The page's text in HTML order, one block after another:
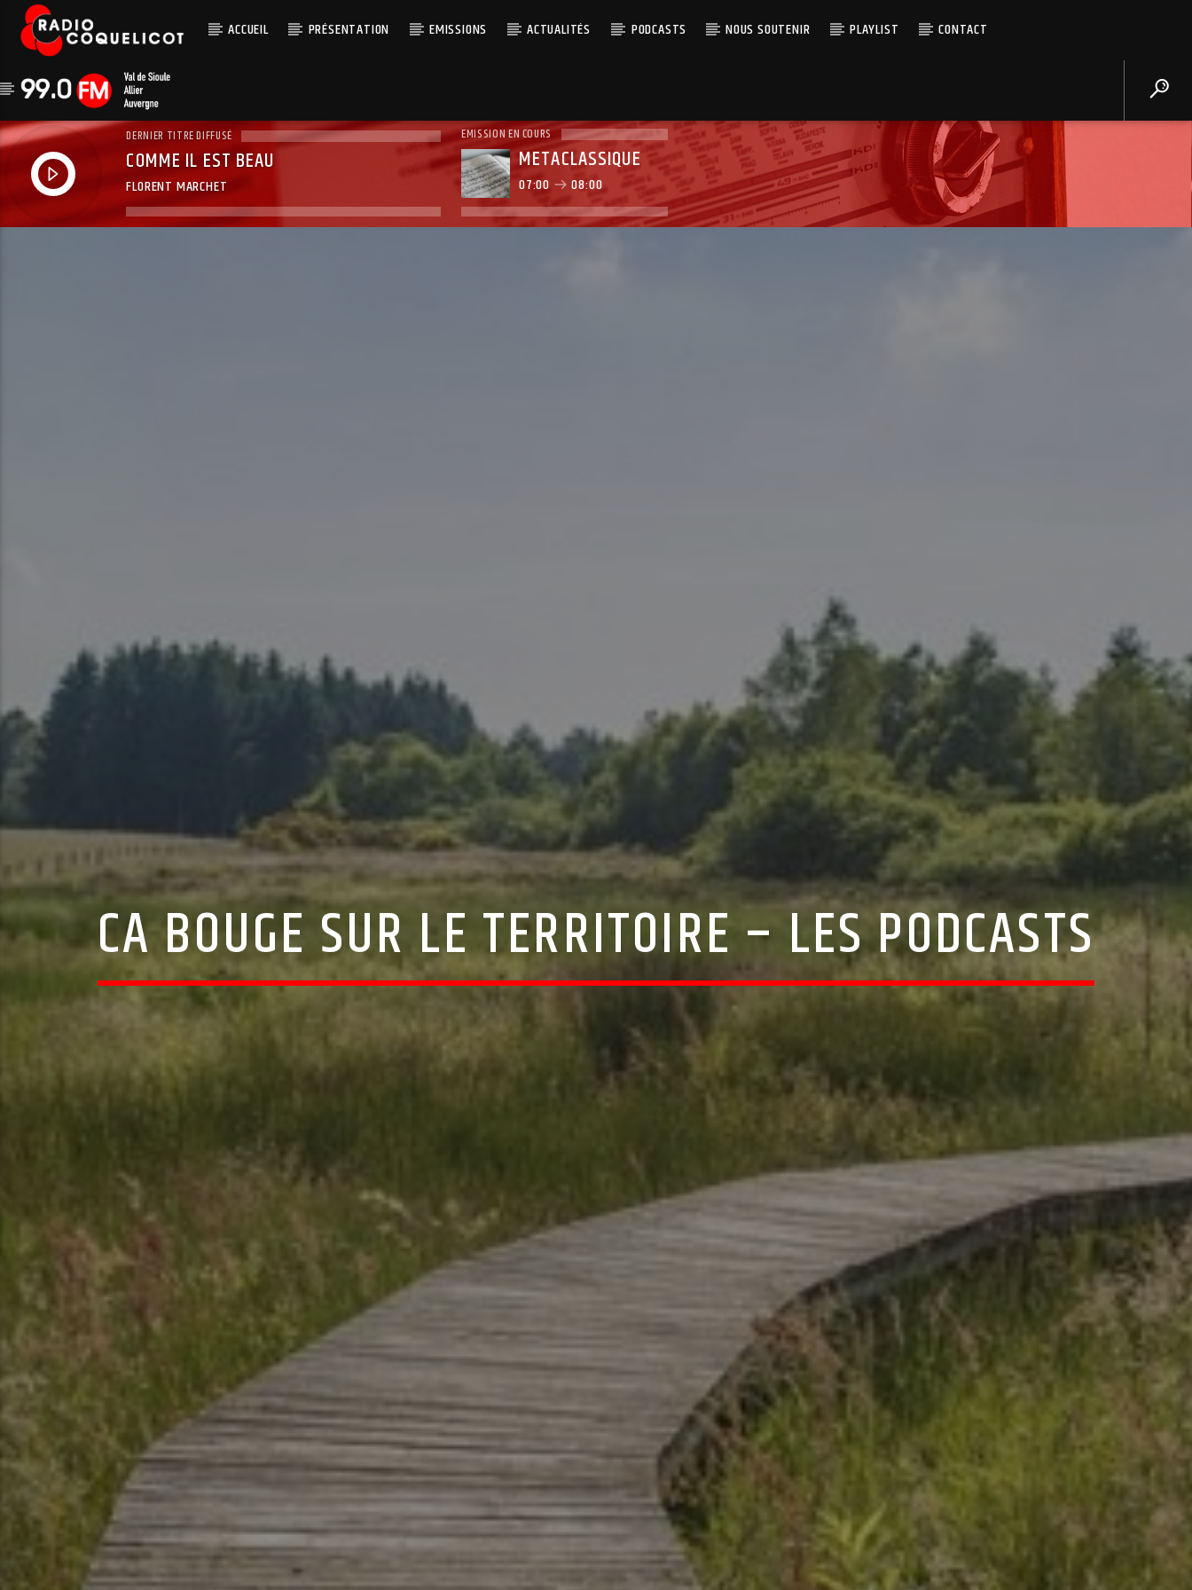
ACCUEIL PRÉSENTATION EMISSIONS ACTUALITÉS PODCASTS NOUS SOUTENIR PLAYLIST CONTACT
DERNIER TITRE DIFFUSÉ
COMME IL EST BEAU
FLORENT MARCHET
EMISSION EN COURS
METACLASSIQUE
07:00 08:00
CA BOUGE SUR LE TERRITOIRE – LES PODCASTS